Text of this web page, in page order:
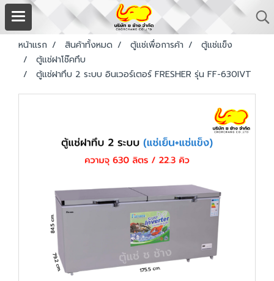
หน้าแรก สินค้าทั้งหมด ตู้แช่เพื่อการค้า
ตู้แช่แข็ง
ตู้แช่ฝาโช๊คทึบ
ตู้แช่ฝาทึบ 2 ระบบ อินเวอร์เตอร์ FRESHER รุ่น FF-630IVT